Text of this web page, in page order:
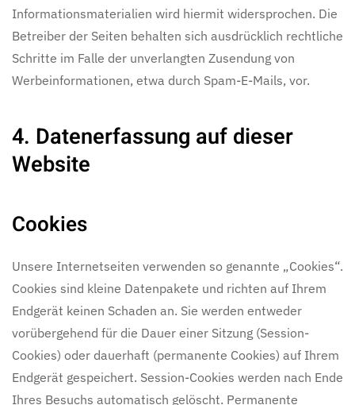
Informationsmaterialien wird hiermit widersprochen. Die
Betreiber der Seiten behalten sich ausdrücklich rechtliche
Schritte im Falle der unverlangten Zusendung von
Werbeinformationen, etwa durch Spam-E-Mails, vor.
4. Datenerfassung auf dieser
Website
Cookies
Unsere Internetseiten verwenden so genannte „Cookies“.
Cookies sind kleine Datenpakete und richten auf Ihrem
Endgerät keinen Schaden an. Sie werden entweder
vorübergehend für die Dauer einer Sitzung (Session-
Cookies) oder dauerhaft (permanente Cookies) auf Ihrem
Endgerät gespeichert. Session-Cookies werden nach Ende
Ihres Besuchs automatisch gelöscht. Permanente